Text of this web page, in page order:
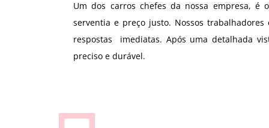
Um dos carros chefes da nossa empresa, é
serventia e preço justo. Nossos
respostas imediatas. Após uma detalhada
preciso e durável.